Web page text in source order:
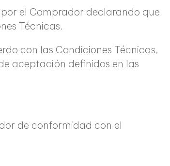
el Comprador declarando que
Técnicas.
con las Condiciones Técnicas,
aceptación definidos en las
de conformidad con el